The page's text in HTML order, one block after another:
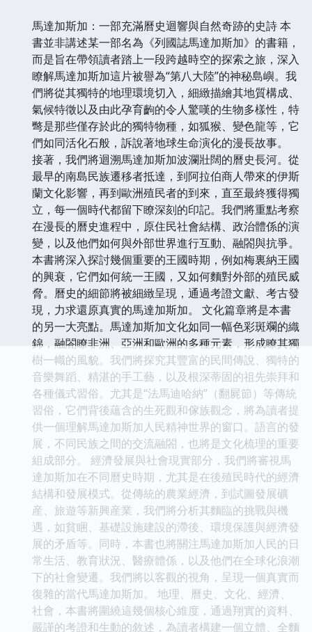
馬達加斯加：一部充滿曆史迴響與自然奇跡的史詩 本
書並非講述某一部名為《列國誌馬達加斯加》的書籍，
而是旨在帶領讀者踏上一段跨越時空的探索之旅，深入
瞭解馬達加斯加這片被譽為“第八大陸”的神秘島嶼。我
們將從其獨特的地理環境切入，細緻描繪其地質構成、
氣候特徵以及由此孕育齣的令人驚嘆的生物多樣性，特
彆是那些僅存於此的獨特物種，如狐猴、變色龍等，它
們如同活化石般，訴說著地球生命演化的漫長故事。
接著，我們將迴溯馬達加斯加波瀾壯闊的曆史長河。從
最早的南島民族遷移者抵達，到阿拉伯商人帶來的伊斯
蘭文化影響，再到歐洲殖民者的到來，直至最終獲得獨
立，每一個時代都留下瞭深刻的印記。我們將重點考察
在漫長的曆史進程中，原住民社會結構、政治體係的演
變，以及他們如何與外部世界進行互動、融閤與抗爭。
本書將深入探討幾個重要的王國時期，例如梅裏納王國
的興衰，它們如何統一王國，又如何麵對外部的殖民威
脅。曆史的細節將被細緻呈現，通過考證文獻、考古發
現，力求還原真實的馬達加斯加。 文化篇章將是本書
的另一大亮點。馬達加斯加文化如同一幅色彩斑斕的織
錦，融閤瞭非洲、亞洲和歐洲的多種元素，形成瞭其獨
樹一幟的風貌。我們將探究其豐富的民間傳說、獨特的
音樂舞蹈、精湛的手工藝，以及根深蒂固的祖先崇拜和
各種儀式習俗。尤其是“法馬迪哈納”（翻屍節）等傳統
習俗，它們背後蘊含的生死觀和傢族觀念，將為讀者提
供一個理解馬達加斯加人民精神世界的窗口。語言的發
展，不同民族之間的交流融閤，也將是文化梳理的重要
組成部分。 經濟發展與社會現實部分，我們將審視馬
達加斯加在不同曆史時期，尤其是在後殖民時代的經濟
結構和發展模式。從傳統的農業經濟，到試圖發展礦
産、旅遊等新興産業，我們將分析其麵臨的挑戰與機
遇，如貧睏、基礎設施建設的滯後、環境保護與經濟發
展的矛盾等。同時，本書也將關注馬達加斯加人民的日
常生活、教育狀況、醫療體係，以及他們在全球化浪潮
下的社會變遷。我們將以客觀的視角，呈現一個真實而
復雜的當代馬達加斯加。 地理、曆史、文化、經濟、
社會，本書將圍繞這幾個核心維度，通過翔實的資料、
嚴謹的考證和生動的敘述，為讀者構建一個立體、全麵